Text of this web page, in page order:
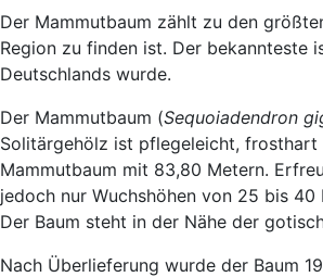
Der Mammutbaum zählt zu den
Region zu finden ist. Der bekannteste
Deutschlands wurde.
Der Mammutbaum (Sequoiadendron
Solitärgehölz ist pflegeleicht, frosthart
Mammutbaum mit 83,80 Metern.
jedoch nur Wuchshöhen von 25 bis
Der Baum steht in der Nähe der
Nach Überlieferung wurde der Baum